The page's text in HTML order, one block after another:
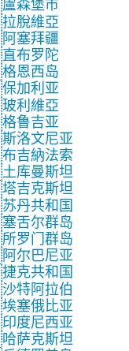
盧森堡市
拉脫維亞
阿塞拜疆
直布罗陀
格恩西岛
保加利亚
玻利維亞
格鲁吉亚
斯洛文尼亚
布吉納法索
土库曼斯坦
塔吉克斯坦
苏丹共和国
塞舌尔群岛
所罗门群岛
阿尔巴尼亚
捷克共和国
沙特阿拉伯
埃塞俄比亚
印度尼西亚
哈萨克斯坦